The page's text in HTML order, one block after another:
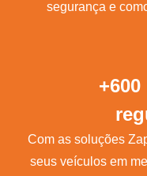
segurança e
Com as soluções
seus veículos em